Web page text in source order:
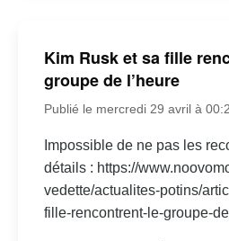
Kim Rusk et sa fille
groupe de l’heure
Publié le mercredi 29 avril à
Impossible de ne pas les
détails : https://
vedette/actualites-potins/
fille-rencontrent-le-groupe-